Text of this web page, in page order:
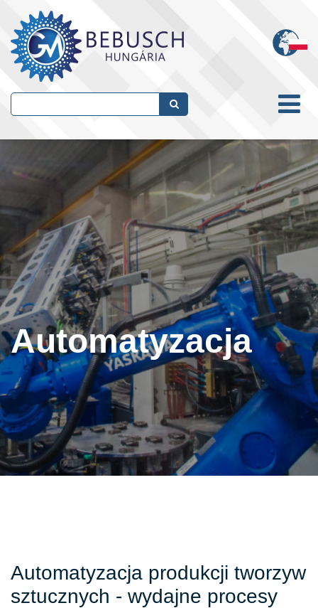
Automatyzacja
Automatyzacja produkcji tworzyw
sztucznych - wydajne procesy